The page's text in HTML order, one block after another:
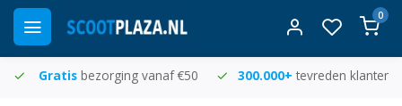
0
Gratis bezorging vanaf €50 300.000+ tevreden klanten